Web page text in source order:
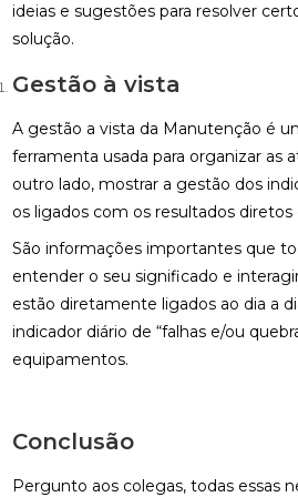
ideias e sugestões para resolver
solução.
Gestão à vista
A gestão a vista da Manutenção é
ferramenta usada para organizar as
outro lado, mostrar a gestão dos
os ligados com os resultados
São informações importantes que
entender o seu significado e
estão diretamente ligados ao dia a
indicador diário de “falhas e/ou
equipamentos.
Conclusão
Pergunto aos colegas, todas essas